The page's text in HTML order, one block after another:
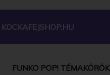
KOCKAFEJSHOP.HU
FUNKO POP! TÉMAKÖRÖK